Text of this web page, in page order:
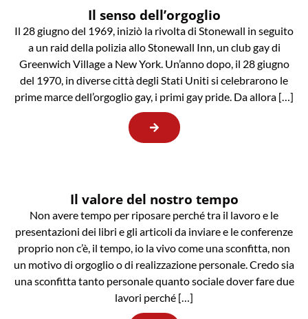
Il senso dell’orgoglio
Il 28 giugno del 1969, iniziò la rivolta di Stonewall in seguito
a un raid della polizia allo Stonewall Inn, un club gay di
Greenwich Village a New York. Un’anno dopo, il 28 giugno
del 1970, in diverse città degli Stati Uniti si celebrarono le
prime marce dell’orgoglio gay, i primi gay pride. Da allora […]
Il valore del nostro tempo
Non avere tempo per riposare perché tra il lavoro e le
presentazioni dei libri e gli articoli da inviare e le conferenze
proprio non c’è, il tempo, io la vivo come una sconfitta, non
un motivo di orgoglio o di realizzazione personale. Credo sia
una sconfitta tanto personale quanto sociale dover fare due
lavori perché […]